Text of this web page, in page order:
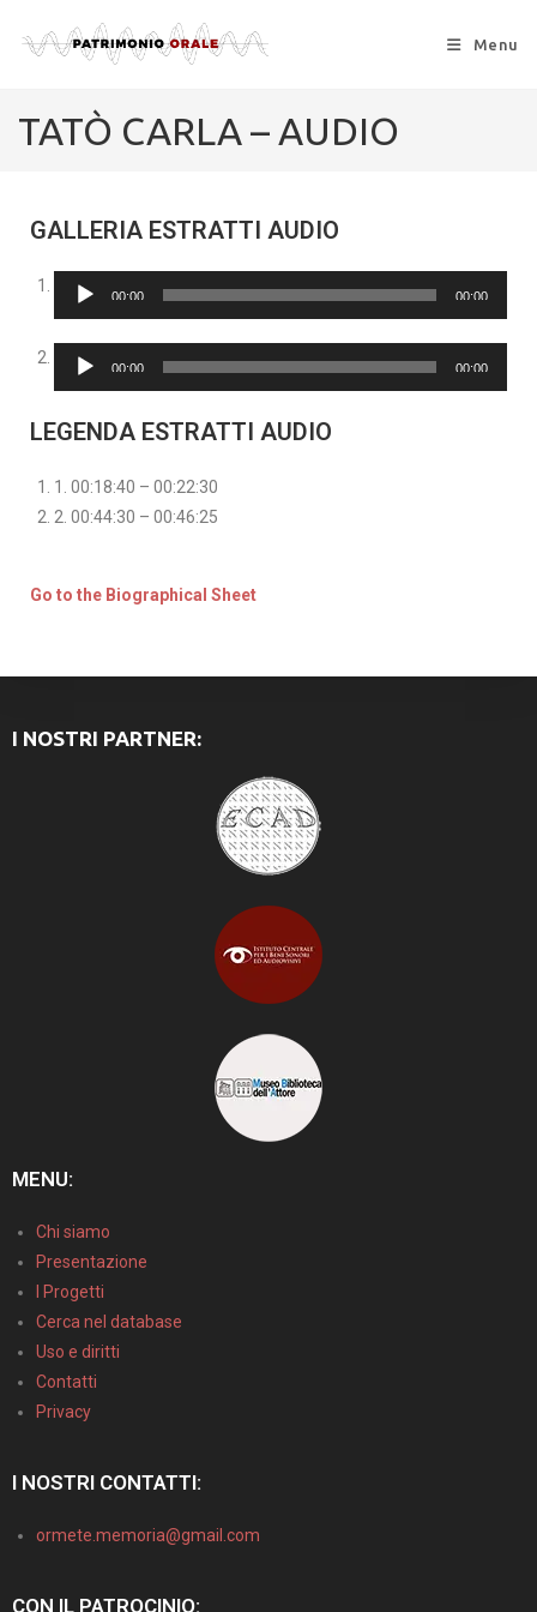
Menu
TATÒ CARLA – AUDIO
GALLERIA ESTRATTI AUDIO
Audio
00:00 00:00
Audio
00:00 00:00
LEGENDA ESTRATTI AUDIO
1. 00:18:40 – 00:22:30
2. 00:44:30 – 00:46:25
Go to the Biographical Sheet
I NOSTRI PARTNER:
MENU:
Chi siamo
Presentazione
I Progetti
Cerca nel database
Uso e diritti
Contatti
Privacy
I NOSTRI CONTATTI:
ormete.memoria@gmail.com
CON IL PATROCINIO: